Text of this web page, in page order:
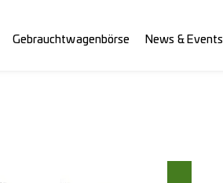
Gebrauchtwagenbörse News & Events